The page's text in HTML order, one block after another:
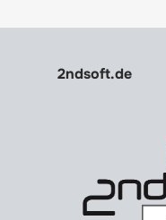
2ndsoft.de